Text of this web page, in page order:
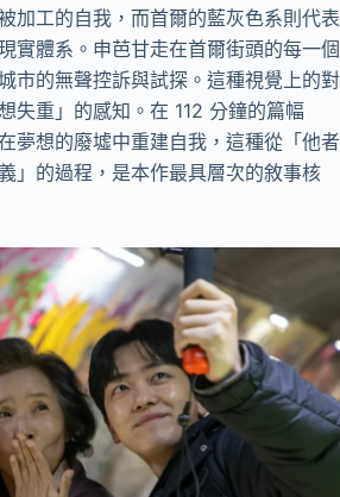
加工的自我，而首爾的藍灰色系則代表
實體系。申芭甘走在首爾街頭的每一個
市的無聲控訴與試探。這種視覺上的對
失重」的感知。在 112 分鐘的篇幅
夢想的廢墟中重建自我，這種從「他者
」的過程，是本作最具層次的敘事核